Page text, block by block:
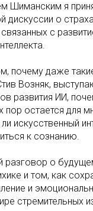
Шиманским я
дискуссии о
с
почему даже
Возняк,
развития ИИ,
пор остается для
искусственный
к сознанию.
разговор о
и том, как
и
стремительных